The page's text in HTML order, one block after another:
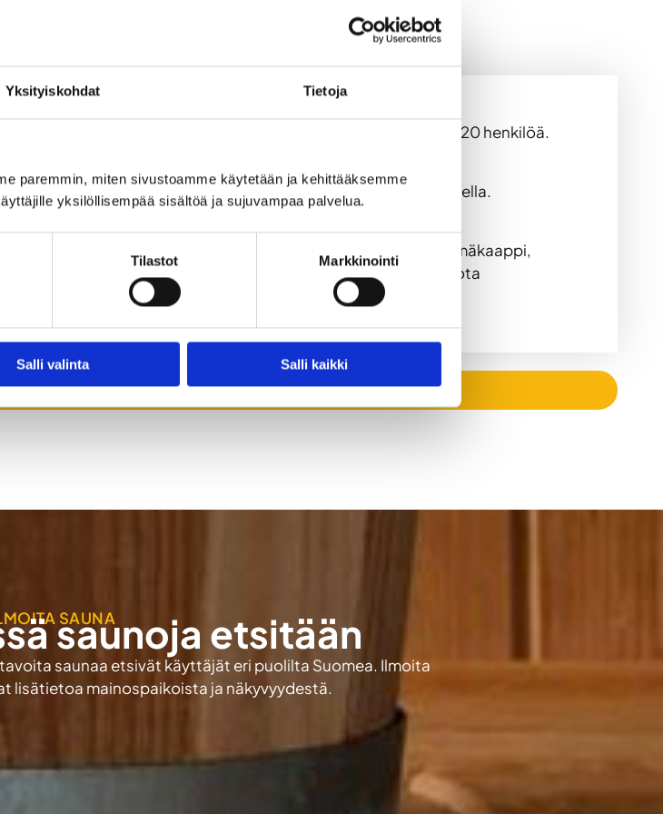
Yksityiskohdat Tietoja
paremmin, miten sivustoamme käytetään ja kehittääksemme
yksilöllisempää sisältöä ja sujuvampaa palvelua.
Tilastot Markkinointi
Salli valinta Salli kaikki
Vesijärvelle. Löylykapasiteetti noin 15 henkilöä, maksimi 20 henkilöä.
upeita Vesijärven maisemia ihaillen 15-20 hengen seurueella.
sekä puolilämpimän Heineken Loungen.
noin kymmenelle (10) hengelle. Tilasta löytyy kylmäkaappi,
alakerran ravintolasta. Ranta-alueelta löytyy uimapaikka, jota
istuinalustat sisältyvät vuokrahintaan.
SAUNOIHIN
SAUNA
saunoja etsitään
saunaa etsivät käyttäjät eri puolilta Suomea. Ilmoita
lisätietoa mainospaikoista ja näkyvyydestä.